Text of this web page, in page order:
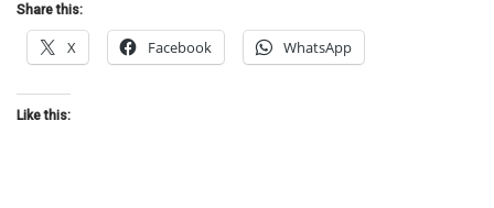
Share this:
X Facebook WhatsApp
Like this: